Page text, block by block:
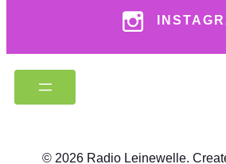
© 2026 Radio Leinewelle.